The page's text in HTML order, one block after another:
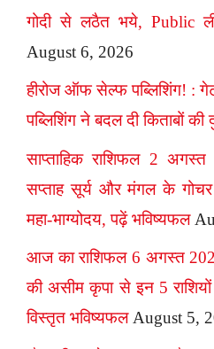
गोदी से लठैत भये, Public
August 6, 2026
हीरोज ऑफ सेल्फ पब्लिशिंग! :
पब्लिशिंग ने बदल दी किताबों की
साप्ताहिक राशिफल 2
सप्ताह सूर्य और मंगल के गोचर
महा-भाग्योदय, पढ़ें भविष्यफल
आज का राशिफल 6 अगस्त
की असीम कृपा से इन 5 राशियों
विस्तृत भविष्यफल August 5,